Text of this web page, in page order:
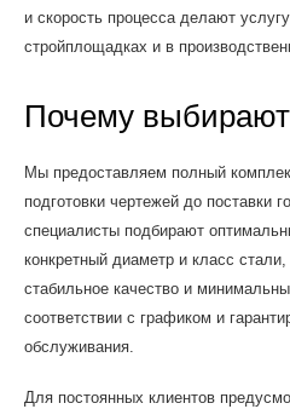
и скорость процесса делают
стройплощадках и в
Почему
Мы предоставляем полный
подготовки чертежей до поставки
специалисты подбирают
конкретный диаметр и класс
стабильное качество и
соответствии с графиком и
обслуживания.
Для постоянных клиентов